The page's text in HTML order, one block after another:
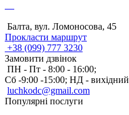
Балта, вул. Ломоносова, 45
Прокласти маршрут
+38 (099) 777 3230
Замовити дзвінок
ПН - Пт - 8:00 - 16:00;
Сб -9:00 -15:00; НД - вихідний
luchkodc@gmail.com
Популярні послуги